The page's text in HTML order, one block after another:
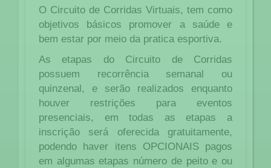
O Circuito de Corridas Virtuais, tem como
objetivos básicos promover a saúde e
bem estar por meio da pratica esportiva.
As etapas do Circuito de Corridas
possuem recorrência semanal ou
quinzenal, e serão realizados enquanto
houver restrições para eventos
presenciais, em todas as etapas a
inscrição será oferecida gratuitamente,
podendo haver itens OPCIONAIS pagos
em algumas etapas número de peito e ou